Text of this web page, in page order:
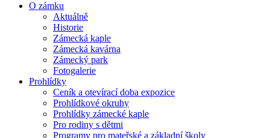
O zámku
Aktuálně
Historie
Zámecká kaple
Zámecká kavárna
Zámecký park
Fotogalerie
Prohlídky
Ceník a otevírací doba expozice
Prohlídkové okruhy
Prohlídky zámecké kaple
Pro rodiny s dětmi
Programy pro mateřské a základní školy